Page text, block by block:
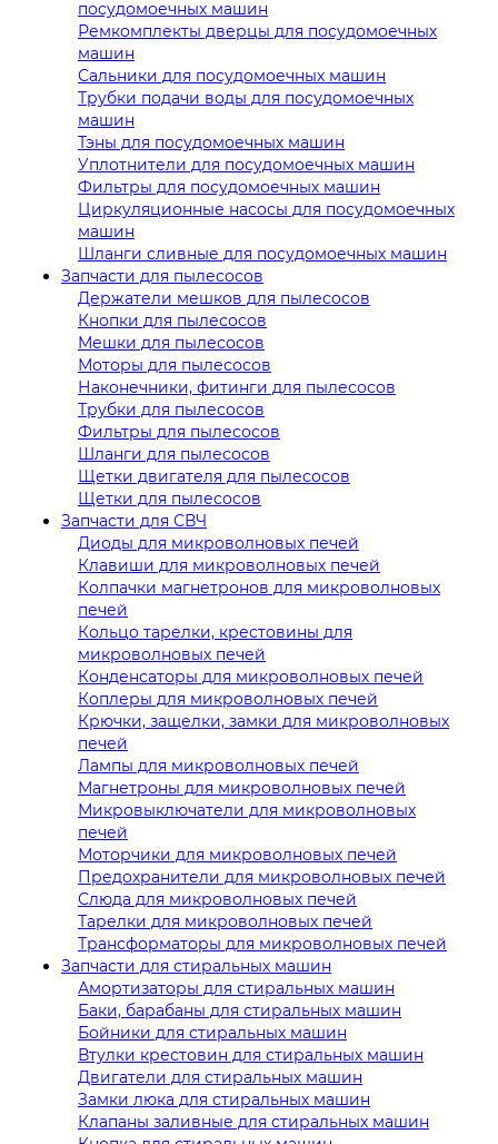
посудомоечных машин
Ремкомплекты дверцы для посудомоечных
машин
Сальники для посудомоечных машин
Трубки подачи воды для посудомоечных
машин
Тэны для посудомоечных машин
Уплотнители для посудомоечных машин
Фильтры для посудомоечных машин
Циркуляционные насосы для посудомоечных
машин
Шланги сливные для посудомоечных машин
Запчасти для пылесосов
Держатели мешков для пылесосов
Кнопки для пылесосов
Мешки для пылесосов
Моторы для пылесосов
Наконечники, фитинги для пылесосов
Трубки для пылесосов
Фильтры для пылесосов
Шланги для пылесосов
Щетки двигателя для пылесосов
Щетки для пылесосов
Запчасти для СВЧ
Диоды для микроволновых печей
Клавиши для микроволновых печей
Колпачки магнетронов для микроволновых
печей
Кольцо тарелки, крестовины для
микроволновых печей
Конденсаторы для микроволновых печей
Коплеры для микроволновых печей
Крючки, защелки, замки для микроволновых
печей
Лампы для микроволновых печей
Магнетроны для микроволновых печей
Микровыключатели для микроволновых
печей
Моторчики для микроволновых печей
Предохранители для микроволновых печей
Слюда для микроволновых печей
Тарелки для микроволновых печей
Трансформаторы для микроволновых печей
Запчасти для стиральных машин
Амортизаторы для стиральных машин
Баки, барабаны для стиральных машин
Бойники для стиральных машин
Втулки крестовин для стиральных машин
Двигатели для стиральных машин
Замки люка для стиральных машин
Клапаны заливные для стиральных машин